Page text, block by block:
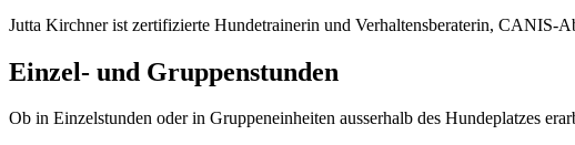
Jutta Kirchner ist zertifizierte Hundetrainerin und Verhaltensberaterin, CANIS-
Einzel- und Gruppenstunden
Ob in Einzelstunden oder in Gruppeneinheiten ausserhalb des Hundeplatzes